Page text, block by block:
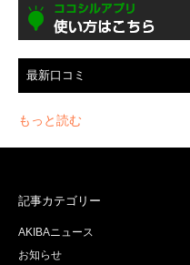
最新口コミ
もっと読む
記事カテゴリー
AKIBAニュース
お知らせ